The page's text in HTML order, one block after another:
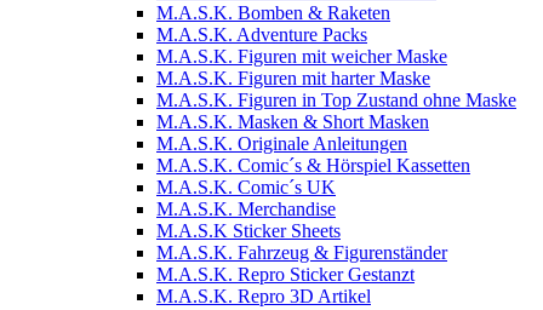
M.A.S.K. Bomben & Raketen
M.A.S.K. Adventure Packs
M.A.S.K. Figuren mit weicher Maske
M.A.S.K. Figuren mit harter Maske
M.A.S.K. Figuren in Top Zustand ohne Maske
M.A.S.K. Masken & Short Masken
M.A.S.K. Originale Anleitungen
M.A.S.K. Comic´s & Hörspiel Kassetten
M.A.S.K. Comic´s UK
M.A.S.K. Merchandise
M.A.S.K Sticker Sheets
M.A.S.K. Fahrzeug & Figurenständer
M.A.S.K. Repro Sticker Gestanzt
M.A.S.K. Repro 3D Artikel